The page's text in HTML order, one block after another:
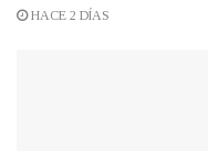
HACE 2 DÍAS